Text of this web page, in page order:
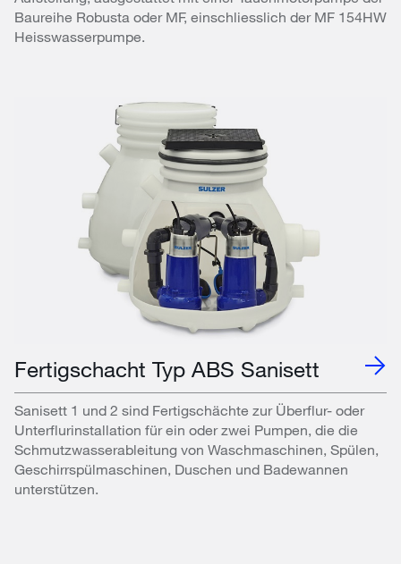
Baureihe Robusta oder MF, einschliesslich der MF 154HW
Heisswasserpumpe.
Fertigschacht Typ ABS Sanisett
Sanisett 1 und 2 sind Fertigschächte zur Überflur- oder
Unterflurinstallation für ein oder zwei Pumpen, die die
Schmutzwasserableitung von Waschmaschinen, Spülen,
Geschirrspülmaschinen, Duschen und Badewannen
unterstützen.